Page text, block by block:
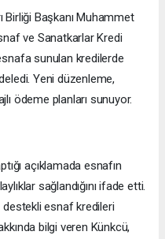
Birliği Başkanı Muhammet
ve Sanatkarlar Kredi
sunulan kredilerde
Yeni düzenleme,
ödeme planları sunuyor.
açıklamada esnafın
sağlandığını ifade etti.
destekli esnaf kredileri
bilgi veren Künkcü,